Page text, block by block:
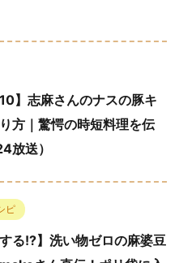
10】志麻さんのナスの豚キ
方｜驚愕の時短料理を伝
放送）
ピ
する!?】洗い物ゼロの麻婆豆